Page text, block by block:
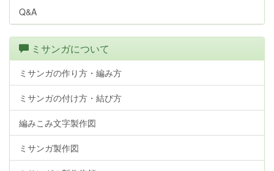
Q&A
ミサンガについて
ミサンガの作り方・編み方
ミサンガの付け方・結び方
編みこみ文字製作図
ミサンガ製作図